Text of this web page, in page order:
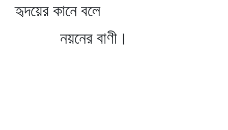
হৃদয়ের কানে বলে
নয়নের বাণী।